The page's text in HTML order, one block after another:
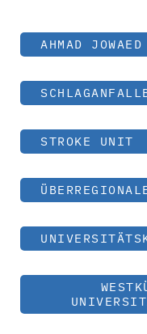
AHMAD JOWAED
STROKE UNIT